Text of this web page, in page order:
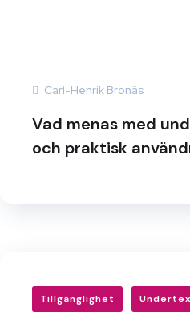
Carl-Henrik Bronäs
Vad menas med
och praktisk
Tillgänglighet